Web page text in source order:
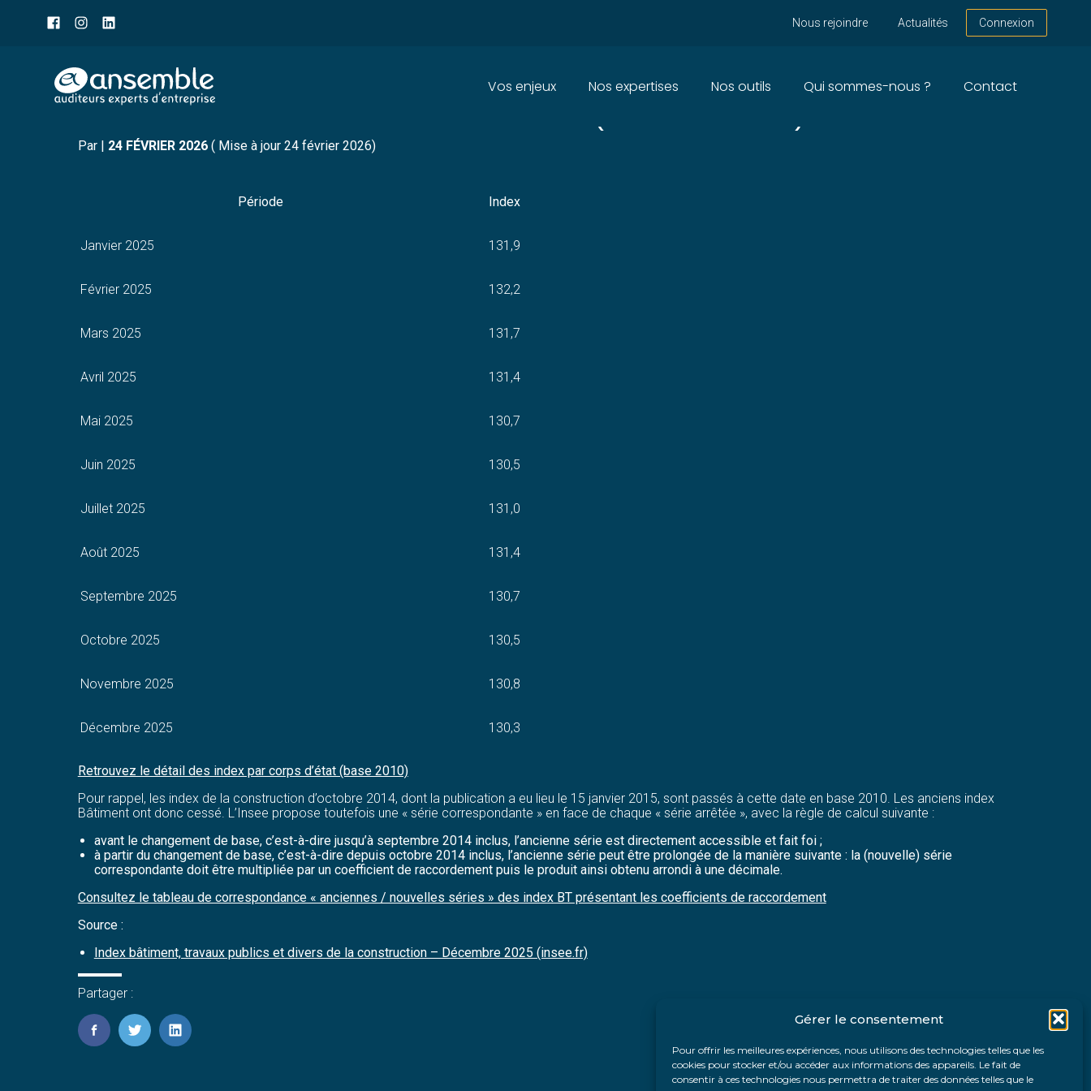
Gérer le consentement
Pour offrir les meilleures expériences, nous utilisons des technologies telles que les
cookies pour stocker et/ou accéder aux informations des appareils. Le fait de
consentir à ces technologies nous permettra de traiter des données telles que le
header
Nous rejoindre Actualités Connexion
Aller
au
Principal
Vos enjeux Nos expertises Nos outils Qui sommes-nous ? Contact
INDICE GÉNÉRAL TRAVAUX PUBLICS – TP01 (TOUS TRAVAUX) – ANNÉE 2025
Par | 24 FÉVRIER 2026( Mise à jour 24 février 2026)
Période Index
Janvier 2025 131,9
Février 2025 132,2
Mars 2025 131,7
Avril 2025 131,4
Mai 2025 130,7
Juin 2025 130,5
Juillet 2025 131,0
Août 2025 131,4
Septembre 2025 130,7
Octobre 2025 130,5
Novembre 2025 130,8
Décembre 2025 130,3
Retrouvez le détail des index par corps d’état (base 2010)
Pour rappel, les index de la construction d’octobre 2014, dont la publication a eu lieu le 15 janvier 2015, sont passés à cette date en base 2010. Les anciens index
Bâtiment ont donc cessé. L’Insee propose toutefois une « série correspondante » en face de chaque « série arrêtée », avec la règle de calcul suivante :
avant le changement de base, c’est-à-dire jusqu’à septembre 2014 inclus, l’ancienne série est directement accessible et fait foi ;
à partir du changement de base, c’est-à-dire depuis octobre 2014 inclus, l’ancienne série peut être prolongée de la manière suivante : la (nouvelle) série
correspondante doit être multipliée par un coefficient de raccordement puis le produit ainsi obtenu arrondi à une décimale.
Consultez le tableau de correspondance « anciennes / nouvelles séries » des index BT présentant les coefficients de raccordement
Source :
Index bâtiment, travaux publics et divers de la construction – Décembre 2025 (insee.fr)
Partager :
FaceBook
TwitterLinkedIn